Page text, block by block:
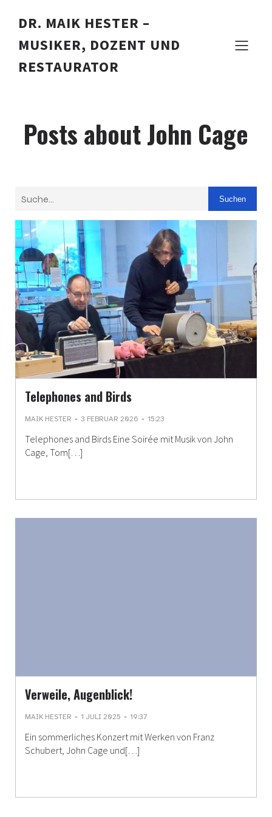
DR. MAIK HESTER –
MUSIKER, DOZENT UND
RESTAURATOR
Posts about John Cage
Suchen
Telephones and Birds
MAIK HESTER - 3 FEBRUAR 2026 - 15:23
Telephones and Birds Eine Soirée mit Musik von John
Cage, Tom[…]
Verweile, Augenblick!
MAIK HESTER - 1 JULI 2025 - 19:37
Ein sommerliches Konzert mit Werken von Franz
Schubert, John Cage und[…]